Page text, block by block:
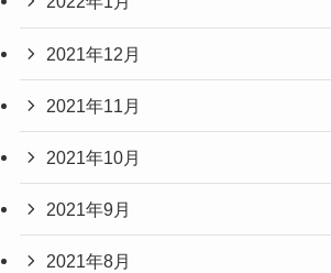
2021年12月
2021年11月
2021年10月
2021年9月
2021年8月